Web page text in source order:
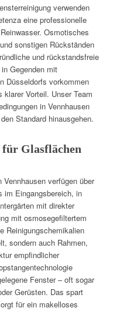
verwenden
eine professionelle
Osmotisches
sonstigen Rückständen
und rückstandsfreie
Gegenden mit
Düsseldorfs vorkommen
Vorteil. Unser Team
in Vennhausen
Standard hinausgehen.
für Glasflächen
verfügen über
im Eingangsbereich, in
mit direkter
mit osmosegefiltertem
Reinigungschemikalien
sondern auch Rahmen,
empfindlicher
Fenster – oft sogar
Gerüsten. Das spart
für ein makelloses